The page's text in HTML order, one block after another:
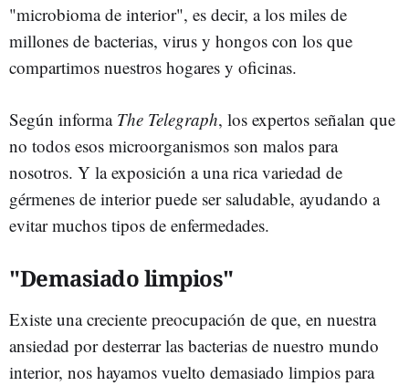
"microbioma de interior", es decir, a los miles de
millones de bacterias, virus y hongos con los que
compartimos nuestros hogares y oficinas.
Según informa The Telegraph, los expertos señalan que
no todos esos microorganismos son malos para
nosotros. Y la exposición a una rica variedad de
gérmenes de interior puede ser saludable, ayudando a
evitar muchos tipos de enfermedades.
"Demasiado limpios"
Existe una creciente preocupación de que, en nuestra
ansiedad por desterrar las bacterias de nuestro mundo
interior, nos hayamos vuelto demasiado limpios para